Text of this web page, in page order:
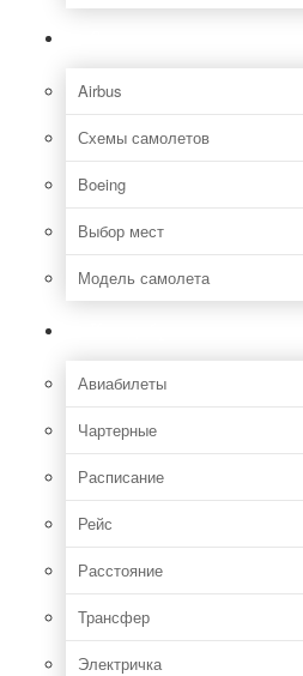
Airbus
Схемы самолетов
Boeing
Выбор мест
Модель самолета
Авиабилеты
Чартерные
Расписание
Рейс
Расстояние
Трансфер
Электричка